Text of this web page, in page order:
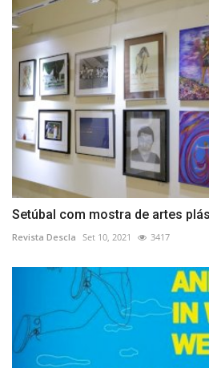
Setúbal com mostra de artes
Revista Descla Set 10, 2021 3417